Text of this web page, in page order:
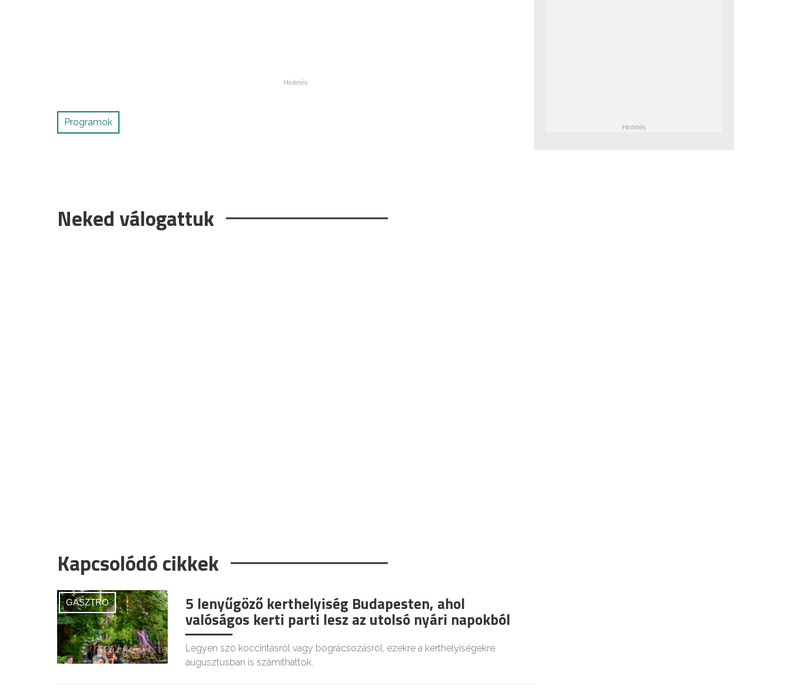
Programok
Neked válogattuk
Kapcsolódó cikkek
GASZTRO 5 lenyűgöző kerthelyiség Budapesten, ahol
valóságos kerti parti lesz az utolsó nyári napokból
Legyen szó koccintásról vagy bográcsozásról, ezekre a kerthelyiségekre
augusztusban is számíthattok.